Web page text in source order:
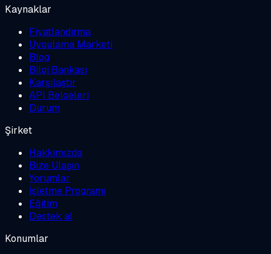
Kaynaklar
Fiyatlandırma
Uygulama Marketi
Blog
Bilgi Bankası
Karşılaştır
API Belgeleri
Durum
Şirket
Hakkımızda
Bize Ulaşın
Yorumlar
İşletme Programı
Eğitim
Destek al
Konumlar